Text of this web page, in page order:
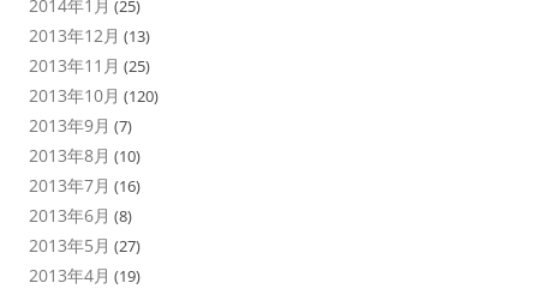
2014年1月 (25)
2013年12月 (13)
2013年11月 (25)
2013年10月 (120)
2013年9月 (7)
2013年8月 (10)
2013年7月 (16)
2013年6月 (8)
2013年5月 (27)
2013年4月 (19)